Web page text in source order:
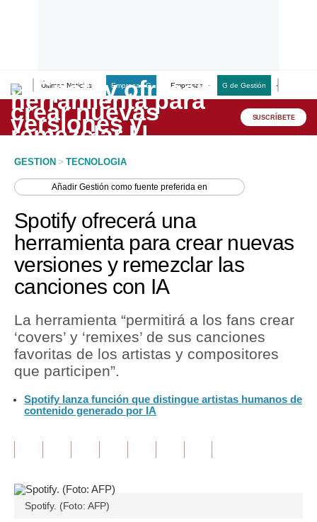
Últimas Noticias Empresas G Empresas G de Gestión
Lo último
Peru Quiosco
Economía
Mercados
Perú
Política
Tu Dinero
Finanzas Personales
Inmobiliarias
Opinión
Editorial
Pregunta de hoy
SUSCRÍBETE
GESTION > TECNOLOGIA
AñadirGestión como fuente preferida en
Spotify ofrecerá una
herramienta para crear nuevas
versiones y remezclar las
canciones con IA
La herramienta “permitirá a los fans crear
‘covers’ y ‘remixes’ de sus canciones
favoritas de los artistas y compositores
que participen”.
Spotify lanza función que distingue artistas humanos de
contenido generado por IA
Spotify. (Foto: AFP)